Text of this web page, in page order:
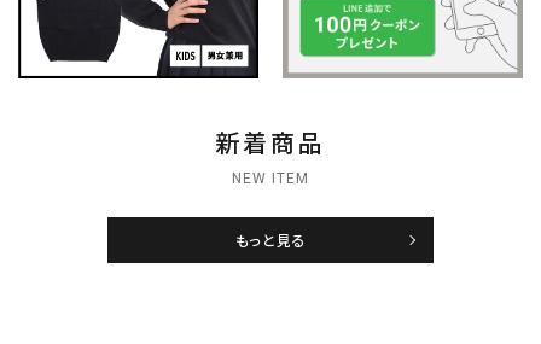
新着商品
NEW ITEM
もっと見る